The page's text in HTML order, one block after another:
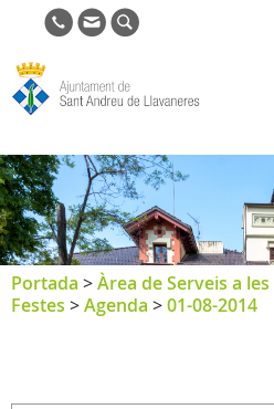
de Sant
Andreu de
Llavaneres
Portada >Àrea de Serveis a
Festes >Agenda >01-08-2014